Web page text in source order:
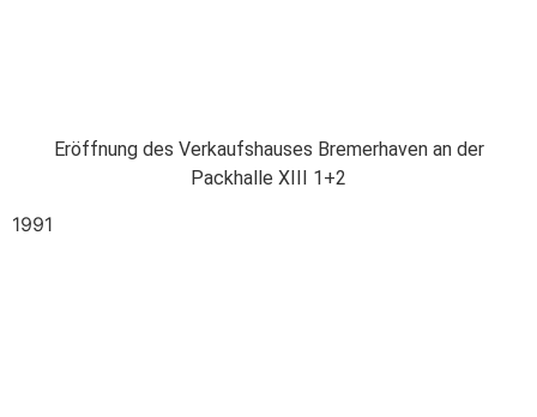
Eröffnung des Verkaufshauses Bremerhaven an der
Packhalle XIII 1+2
1991